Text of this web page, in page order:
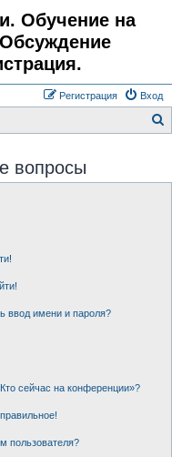
Обучение на
Вход
Регистрация
с
вопросы
ввод имени и пароля?
сейчас на конференции»?
пользователя?